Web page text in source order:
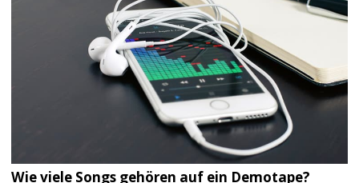
Wie viele Songs gehören auf ein Demotape?